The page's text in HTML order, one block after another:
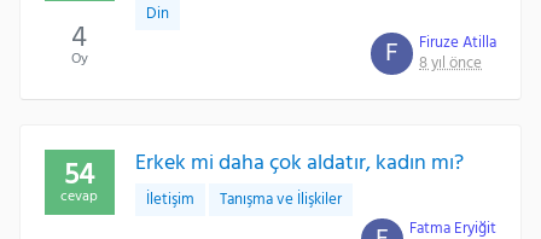
Din
F
Firuze Atilla
8 yıl önce
4
Oy
Erkek mi daha çok aldatır, kadın mı?
İletişim Tanışma ve İlişkiler
Fatma Eryiğit
54
cevap